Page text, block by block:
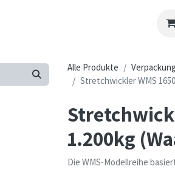
Alle Produkte
Stretchwickler WMS
1.200kg
Die WMS-Modellreihe